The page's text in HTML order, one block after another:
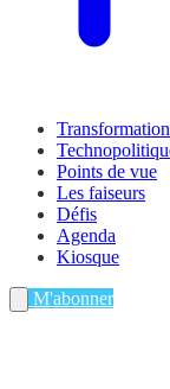
Points de vue
Les faiseurs
Défis
Agenda
Kiosque
M'abonner